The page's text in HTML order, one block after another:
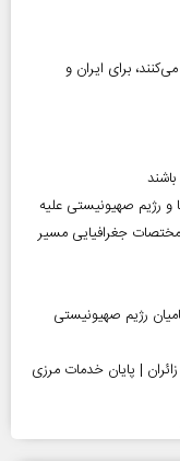
برای ایران و
و رژیم صهیونیستی علیه
مختصات جغرافیایی مسیر
رژیم صهیونیستی
| پایان خدمات مرزی